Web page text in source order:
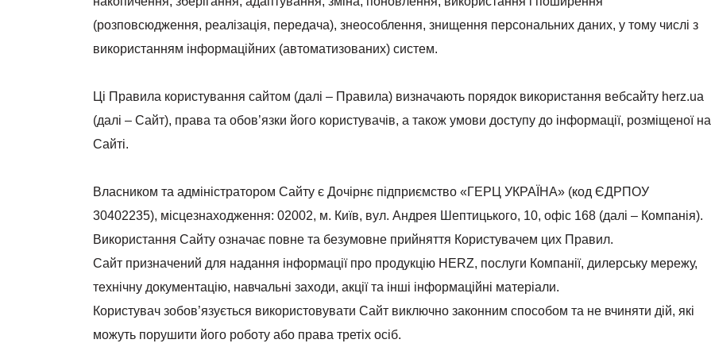
(розповсюдження, реалізація, передача), знеособлення, знищення персональних даних, у тому числі з
використанням інформаційних (автоматизованих) систем.
Ці Правила користування сайтом (далі – Правила) визначають порядок використання вебсайту herz.ua
(далі – Сайт), права та обов’язки його користувачів, а також умови доступу до інформації, розміщеної на
Сайті.
Власником та адміністратором Сайту є Дочірнє підприємство «ГЕРЦ УКРАЇНА» (код ЄДРПОУ
30402235), місцезнаходження: 02002, м. Київ, вул. Андрея Шептицького, 10, офіс 168 (далі – Компанія).
Використання Сайту означає повне та безумовне прийняття Користувачем цих Правил.
Сайт призначений для надання інформації про продукцію HERZ, послуги Компанії, дилерську мережу,
технічну документацію, навчальні заходи, акції та інші інформаційні матеріали.
Користувач зобов’язується використовувати Сайт виключно законним способом та не вчиняти дій, які
можуть порушити його роботу або права третіх осіб.